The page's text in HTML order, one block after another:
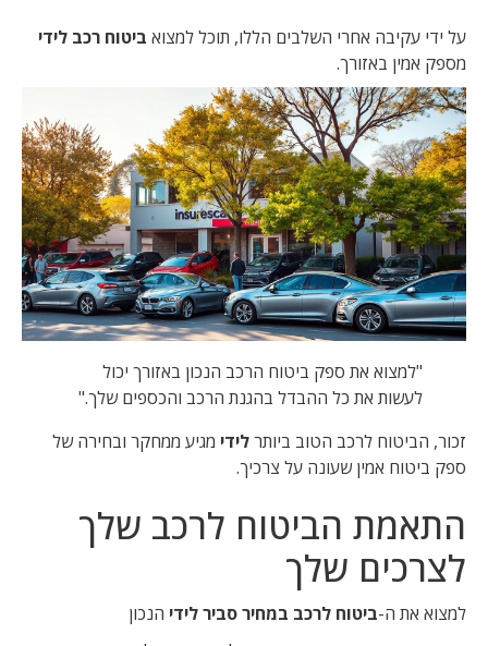
על ידי עקיבה אחרי השלבים הללו, תוכל למצוא ביטוח רכב לידי
מספק אמין באזורך.
"למצוא את ספק ביטוח הרכב הנכון באזורך יכול
לעשות את כל ההבדל בהגנת הרכב והכספים שלך."
זכור, הביטוח לרכב הטוב ביותרלידי מגיע ממחקר ובחירה של
ספק ביטוח אמין שעונה על צרכיך.
התאמת הביטוח לרכב שלך
לצרכים שלך
למצוא את ה-ביטוח לרכב במחיר סביר לידי הנכון